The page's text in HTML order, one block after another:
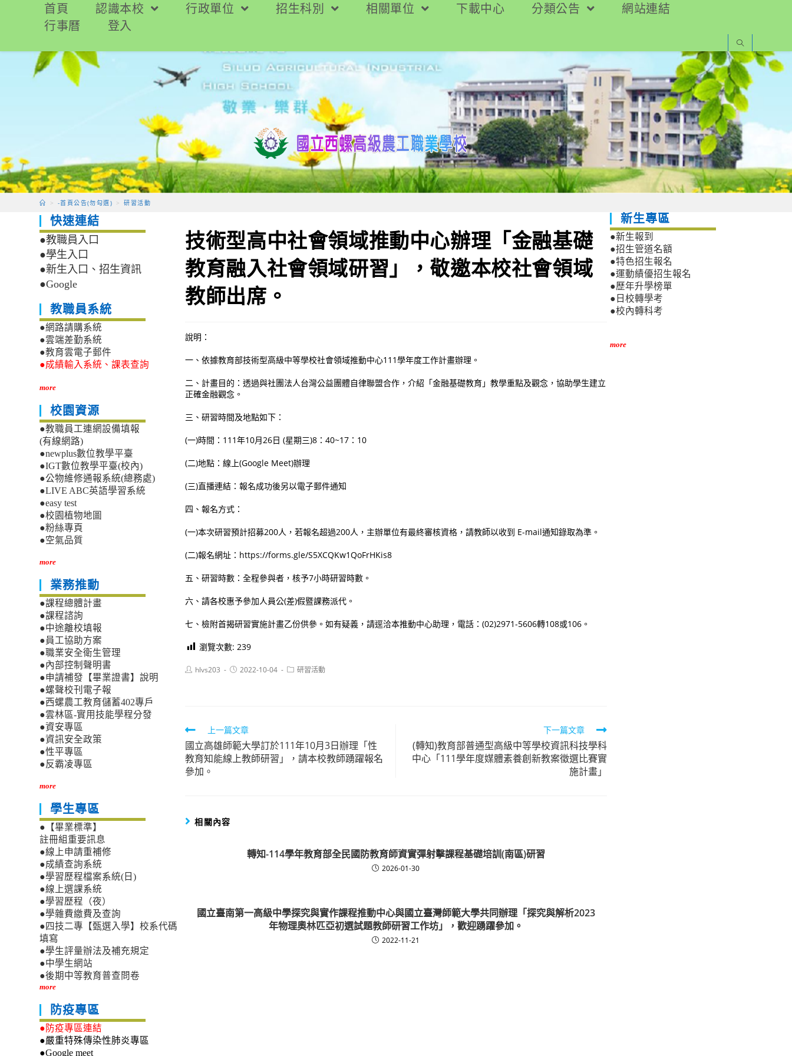
要
首頁 認識本校 行政單位 招生科別 相關單位 下載中心 分類公告
網站連結
行事曆
登入
> -首頁公告(勿勾選) > 研習活動
技術型高中社會領域推動中心辦理「金融基礎
教育融入社會領域研習」，敬邀本校社會領域
教師出席。
說明：
一、依據教育部技術型高級中等學校社會領域推動中心111學年度工作計畫辦理。
二、計畫目的：透過與社團法人台灣公益團體自律聯盟合作，介紹「金融基礎教育」教學重點及觀念，協助學生建立
正確金融觀念。
三、研習時間及地點如下：
(一)時間：111年10月26日 (星期三)8：40~17：10
(二)地點：線上(Google Meet)辦理
(三)直播連結：報名成功後另以電子郵件通知
四、報名方式：
(一)本次研習預計招募200人，若報名超過200人，主辦單位有最終審核資格，請教師以收到 E-mail通知錄取為準。
(二)報名網址：https://forms.gle/S5XCQKw1QoFrHKis8
五、研習時數：全程參與者，核予7小時研習時數。
六、請各校惠予參加人員公(差)假暨課務派代。
七、檢附首揭研習實施計畫乙份供參。如有疑義，請逕洽本推動中心助理，電話：(02)2971-5606轉108或106。
瀏覽次數: 239
Posthlvs203
Post2022-10-04
Post研習活動
Read
more
articles
上一篇文章
國立高雄師範大學訂於111年10月3日辦理「性
教育知能線上教師研習」，請本校教師踴躍報名
參加。
下一篇文章
(轉知)教育部普通型高級中等學校資訊科技學科
中心「111學年度媒體素養創新教案徵選比賽實
施計畫」
相關內容
轉知-114學年教育部全民國防教育師資實彈射擊課程基礎培訓(南區)研習
2026-01-30
國立臺南第一高級中學探究與實作課程推動中心與國立臺灣師範大學共同辦理「探究與解析2023
年物理奧林匹亞初選試題教師研習工作坊」，歡迎踴躍參加。
2022-11-21
快速連結
●教職員入口
●學生入口
●新生入口、招生資訊
●Google
教職員系統
●網路請購系統
●雲端差勤系統
●教育雲電子郵件
●成績輸入系統、課表查詢
more
校園資源
●教職員工連網設備填報
(有線網路)
●newplus數位教學平臺
●IGT數位教學平臺(校內)
●公物維修通報系統(總務處)
●LIVE ABC英語學習系統
●easy test
●校園植物地圖
●粉絲專頁
●空氣品質
more
業務推動
●課程總體計畫
●課程諮詢
●中途離校填報
●員工協助方案
●職業安全衛生管理
●內部控制聲明書
●申請補發【畢業證書】說明
●螺聲校刊電子報
●西螺農工教育儲蓄402專戶
●雲林區-實用技能學程分發
●資安專區
●資訊安全政策
●性平專區
●反霸凌專區
more
學生專區
●【畢業標準】
註冊組重要訊息
●線上申請重補修
●成績查詢系統
●學習歷程檔案系統(日)
●線上選課系統
●學習歷程（夜）
●學雜費繳費及查詢
●四技二專【甄選入學】校系代碼
填寫
●學生評量辦法及補充規定
●中學生網站
●後期中等教育普查問卷
more
防疫專區
●防疫專區連結
●嚴重特殊傳染性肺炎專區
●Google meet
新生專區
●新生報到
●招生管道名額
●特色招生報名
●運動績優招生報名
●歷年升學榜單
●日校轉學考
●校內轉科考
more